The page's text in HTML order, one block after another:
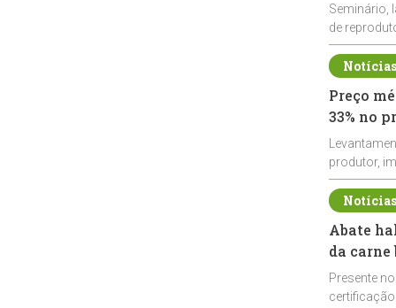
Seminário,
de
durante a
Preço
33% no
produtor,
de leite cru
Abate
da
Presente